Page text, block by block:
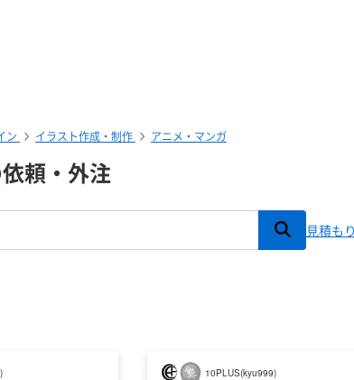
ン イラスト作成・制作 アニメ・マンガ
頼・外注
見積も
) 10PLUS(kyu999)